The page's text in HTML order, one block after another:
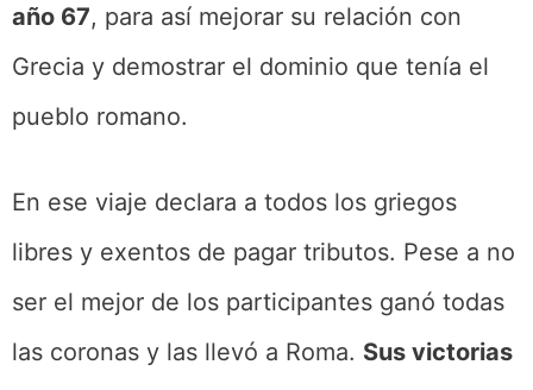
año 67, para así mejorar su relación con
Grecia y demostrar el dominio que tenía el
pueblo romano.
En ese viaje declara a todos los griegos
libres y exentos de pagar tributos. Pese a no
ser el mejor de los participantes ganó todas
las coronas y las llevó a Roma. Sus victorias